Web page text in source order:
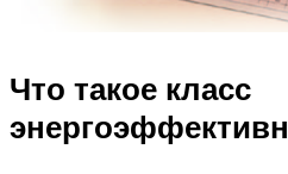
Что такое класс